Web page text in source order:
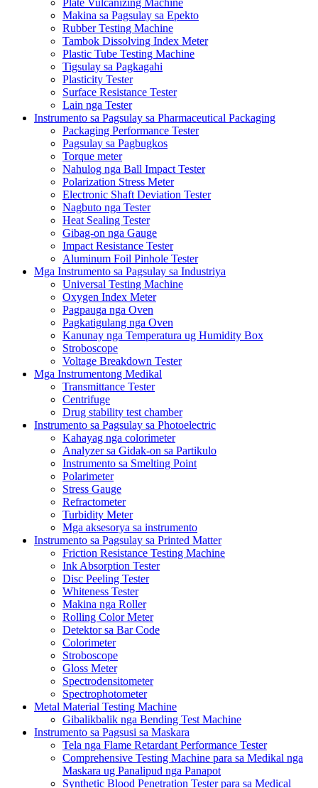
Makina sa Pagsulay sa Epekto
Rubber Testing Machine
Tambok Dissolving Index Meter
Plastic Tube Testing Machine
Tigsulay sa Pagkagahi
Plasticity Tester
Surface Resistance Tester
Lain nga Tester
Instrumento sa Pagsulay sa Pharmaceutical Packaging
Packaging Performance Tester
Pagsulay sa Pagbugkos
Torque meter
Nahulog nga Ball Impact Tester
Polarization Stress Meter
Electronic Shaft Deviation Tester
Nagbuto nga Tester
Heat Sealing Tester
Gibag-on nga Gauge
Impact Resistance Tester
Aluminum Foil Pinhole Tester
Mga Instrumento sa Pagsulay sa Industriya
Universal Testing Machine
Oxygen Index Meter
Pagpauga nga Oven
Pagkatigulang nga Oven
Kanunay nga Temperatura ug Humidity Box
Stroboscope
Voltage Breakdown Tester
Mga Instrumentong Medikal
Transmittance Tester
Centrifuge
Drug stability test chamber
Instrumento sa Pagsulay sa Photoelectric
Kahayag nga colorimeter
Analyzer sa Gidak-on sa Partikulo
Instrumento sa Smelting Point
Polarimeter
Stress Gauge
Refractometer
Turbidity Meter
Mga aksesorya sa instrumento
Instrumento sa Pagsulay sa Printed Matter
Friction Resistance Testing Machine
Ink Absorption Tester
Disc Peeling Tester
Whiteness Tester
Makina nga Roller
Rolling Color Meter
Detektor sa Bar Code
Colorimeter
Stroboscope
Gloss Meter
Spectrodensitometer
Spectrophotometer
Metal Material Testing Machine
Gibalikbalik nga Bending Test Machine
Instrumento sa Pagsusi sa Maskara
Tela nga Flame Retardant Performance Tester
Comprehensive Testing Machine para sa Medikal nga
Maskara ug Panalipud nga Panapot
Synthetic Blood Penetration Tester para sa Medical